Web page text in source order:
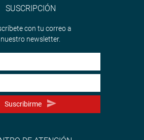
SUSCRIPCIÓN
con tu correo a
nuestro newsletter.
Suscribirme